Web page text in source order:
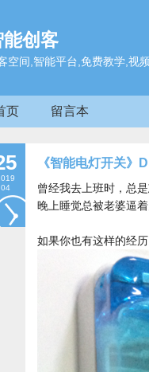
能创客
空间,智能平台,免费教学,视
页 留言本
04
《智能电灯开关》
曾经我去上班时，总
晚上睡觉总被老婆逼
如果你也有这样的经